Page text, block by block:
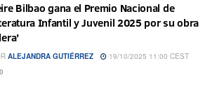
Bilbao gana el Premio Nacional de
Infantil y Juvenil 2025 por su obra
ALEJANDRA GUTIÉRREZ
19/10/2025 11:00 CEST
0